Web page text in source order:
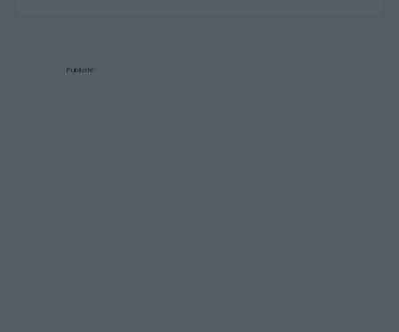
Publicité: